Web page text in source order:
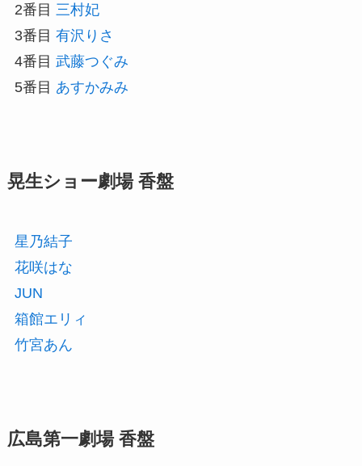
2番目 三村妃
3番目 有沢りさ
4番目 武藤つぐみ
5番目 あすかみみ
晃生ショー劇場 香盤
星乃結子
花咲はな
JUN
箱館エリィ
竹宮あん
広島第一劇場 香盤